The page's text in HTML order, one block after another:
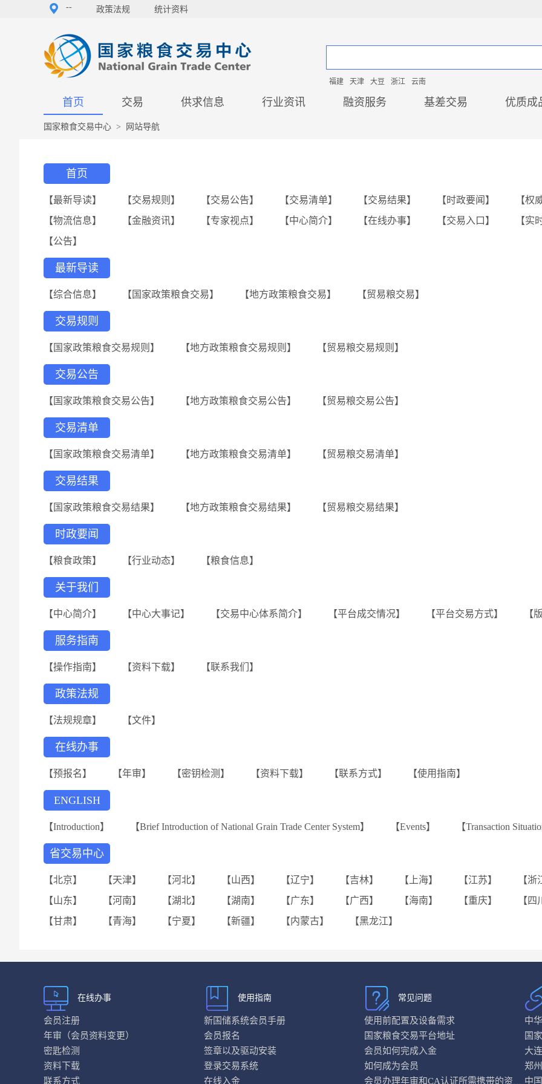
-- 政策法规 统计资料
福建 天津 大豆 浙江 云南
首页 交易 供求信息 行业资讯 融资服务 基差交易 优质成
国家粮食交易中心 > 网站导航
首页
【最新导读】 【交易规则】 【交易公告】 【交易清单】 【交易结果】 【时政要闻】 【权
【物流信息】
【金融资讯】 【专家视点】 【中心简介】 【在线办事】 【交易入口】 【实
【公告】
最新导读
【综合信息】 【国家政策粮食交易】 【地方政策粮食交易】 【贸易粮交易】
交易规则
【国家政策粮食交易规则】 【地方政策粮食交易规则】 【贸易粮交易规则】
交易公告
【国家政策粮食交易公告】 【地方政策粮食交易公告】 【贸易粮交易公告】
交易清单
【国家政策粮食交易清单】 【地方政策粮食交易清单】 【贸易粮交易清单】
交易结果
【国家政策粮食交易结果】 【地方政策粮食交易结果】 【贸易粮交易结果】
时政要闻
【粮食政策】 【行业动态】 【粮食信息】
关于我们
【中心简介】 【中心大事记】 【交易中心体系简介】 【平台成交情况】 【平台交易方式】 【
服务指南
【操作指南】 【资料下载】 【联系我们】
政策法规
【法规规章】 【文件】
在线办事
【预报名】 【年审】 【密钥检测】 【资料下载】 【联系方式】 【使用指南】
ENGLISH
【Introduction】 【Brief Introduction of National Grain Trade Center System】 【Events】 【Transaction
省交易中心
【北京】 【天津】 【河北】 【山西】 【辽宁】 【吉林】 【上海】 【江苏】 【浙
【山东】
【河南】 【湖北】 【湖南】 【广东】 【广西】 【海南】 【重庆】 【四
【甘肃】
【青海】 【宁夏】 【新疆】 【内蒙古】 【黑龙江】
在线办事 使用指南 常见问题
会员注册
年审（会员资料变更）
密匙检测
资料下载
联系方式
新国储系统会员手册
会员报名
签章以及驱动安装
登录交易系统
在线入金
使用前配置及设备需求
国家粮食交易平台地址
会员如何完成入金
如何成为会员
会员办理年审和CA认证所需携带的资料是什么？
中
国
大
郑
中